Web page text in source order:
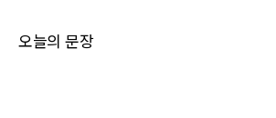
오늘의 문장